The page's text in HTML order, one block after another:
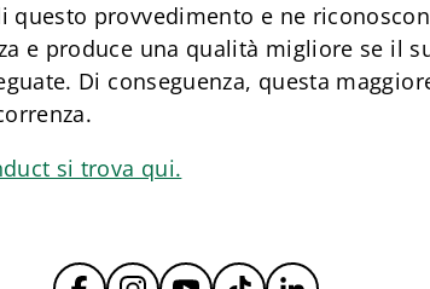
provvedimento e ne
e produce una qualità migliore se il
Di conseguenza, questa
si trova qui.